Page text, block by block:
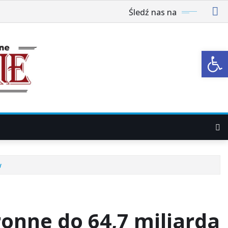
Śledź nas na
do 64,7 miliarda